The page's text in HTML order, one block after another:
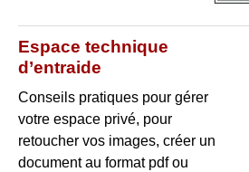
Espace technique
d’entraide
Conseils pratiques pour gérer
votre espace privé, pour
retoucher vos images, créer un
document au format pdf ou